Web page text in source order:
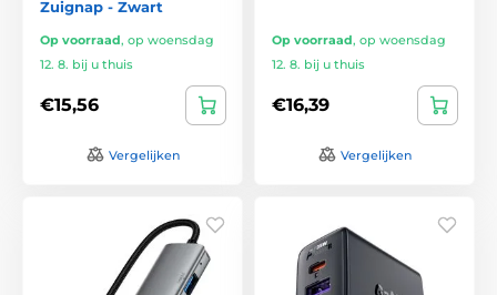
Zuignap - Zwart
Op voorraad, op woensdag
12. 8. bij u thuis
€15,56
Vergelijken
Op voorraad, op woensdag
12. 8. bij u thuis
€16,39
Vergelijken